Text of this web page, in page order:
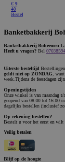
€ 9
40
Bestel
Banketbakkerij
Banketbakkerij Boheemen
Heeft u vragen? Bel
Uiterste besteltijd
geldt niet op ZONDAG ,
week.Tijdens de feestdagen
Openingstijden
Onze winkel is van maandag
geopend van 08:00 tot 16:00
dagelijks bestellen (inclusief
Op rekening bestellen?
Bestelt u voor het eerst en wilt
Veilig betalen
Blijf op de hoogte